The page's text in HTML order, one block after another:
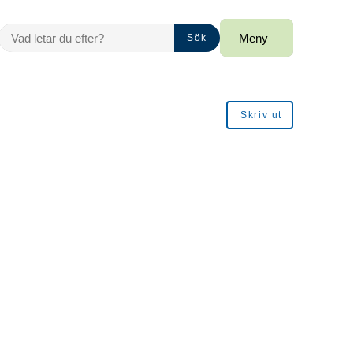
VAD LETAR DU EFTER?
Sök
Meny
Skriv ut